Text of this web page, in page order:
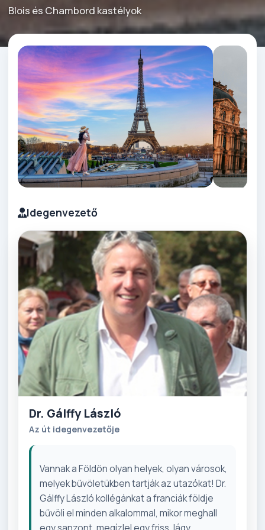
Blois és Chambord kastélyok
Idegenvezető
Dr. Gálffy László
Az út idegenvezetője
Vannak a Földön olyan helyek, olyan városok,
melyek bűvöletükben tartják az utazókat! Dr.
Gálffy László kollégánkat a franciák földje
bűvöli el minden alkalommal, mikor meghall